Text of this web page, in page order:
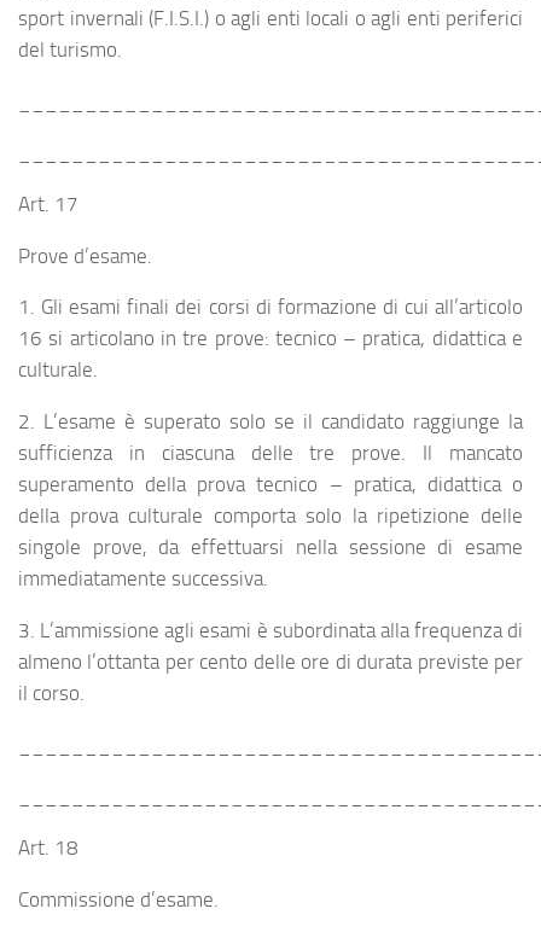
sport invernali (F.I.S.I.) o agli enti locali o agli enti periferici
del turismo.
Art. 17
Prove d’esame.
1. Gli esami finali dei corsi di formazione di cui all’articolo
16 si articolano in tre prove: tecnico – pratica, didattica e
culturale.
2. L’esame è superato solo se il candidato raggiunge la
sufficienza in ciascuna delle tre prove. Il mancato
superamento della prova tecnico – pratica, didattica o
della prova culturale comporta solo la ripetizione delle
singole prove, da effettuarsi nella sessione di esame
immediatamente successiva.
3. L’ammissione agli esami è subordinata alla frequenza di
almeno l’ottanta per cento delle ore di durata previste per
il corso.
Art. 18
Commissione d’esame.